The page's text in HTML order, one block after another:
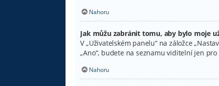
Nahoru
Jak můžu zabránit tomu, aby bylo moje
V „Uživatelském panelu“ na záložce
„Ano“, budete na seznamu viditelní jen
Nahoru